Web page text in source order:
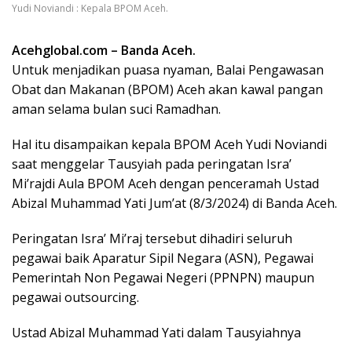
Yudi Noviandi : Kepala BPOM Aceh.
Acehglobal.com – Banda Aceh.
Untuk menjadikan puasa nyaman, Balai Pengawasan
Obat dan Makanan (BPOM) Aceh akan kawal pangan
aman selama bulan suci Ramadhan.
Hal itu disampaikan kepala BPOM Aceh Yudi Noviandi
saat menggelar Tausyiah pada peringatan Isra’
Mi’rajdi Aula BPOM Aceh dengan penceramah Ustad
Abizal Muhammad Yati Jum’at (8/3/2024) di Banda Aceh.
Peringatan Isra’ Mi’raj tersebut dihadiri seluruh
pegawai baik Aparatur Sipil Negara (ASN), Pegawai
Pemerintah Non Pegawai Negeri (PPNPN) maupun
pegawai outsourcing.
Ustad Abizal Muhammad Yati dalam Tausyiahnya